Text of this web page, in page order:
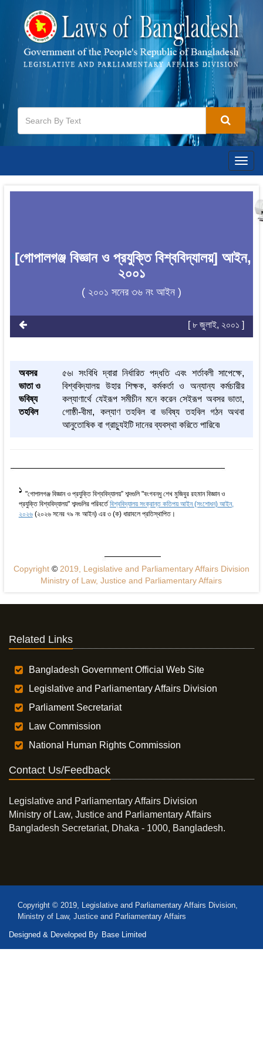
1[গোপালগঞ্জ বিজ্ঞান ও প্রযুক্তি বিশ্ববিদ্যালয়] আইন,
২০০১
( ২০০১ সনের ৩৬ নং আইন )
[ ৮ জুলাই, ২০০১ ]
অবসর
ভাতা ও
ভবিষ্য
তহবিল
৫৬৷ সংবিধি দ্বারা নির্ধারিত পদ্ধতি এবং শর্তাবলী সাপেক্ষে,
বিশ্ববিদ্যালয় উহার শিক্ষক, কর্মকর্তা ও অন্যান্য কর্মচারীর
কল্যাণার্থে যেইরূপ সমীচীন মনে করেন সেইরূপ অবসর ভাতা,
গোষ্ঠী-বীমা, কল্যাণ তহবিল বা ভবিষ্য তহবিল গঠন অথবা
আনুতোষিক বা গ্রাচ্যুইটি দানের ব্যবস্থা করিতে পারিবে৷
1 "গোপালগঞ্জ বিজ্ঞান ও প্রযুক্তি বিশ্ববিদ্যালয়” শব্দগুলি "বংগবন্ধু শেখ মুজিবুর রহমান বিজ্ঞান ও
প্রযুক্তি বিশ্ববিদ্যালয়" শব্দগুলির পরিবর্তেবিশ্ববিদ্যালয় সংক্রান্ত কতিপয় আইন (সংশোধন) আইন,
২০২৬(২০২৬ সনের ৭৯ নং আইন) এর ৩ (ক) ধারাবলে প্রতিস্থাপিত।
Copyright ©2019, Legislative and Parliamentary Affairs Division
Ministry of Law, Justice and Parliamentary Affairs
Related Links
Bangladesh Government Official Web Site
Legislative and Parliamentary Affairs Division
Parliament Secretariat
Law Commission
National Human Rights Commission
Contact Us/Feedback
Legislative and Parliamentary Affairs Division
Ministry of Law, Justice and Parliamentary Affairs
Bangladesh Secretariat, Dhaka - 1000, Bangladesh.
Copyright © 2019, Legislative and Parliamentary Affairs Division,
Ministry of Law, Justice and Parliamentary Affairs
Designed & Developed By Base Limited